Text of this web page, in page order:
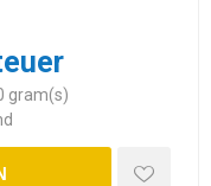
gram(s)